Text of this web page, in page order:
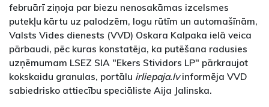
februārī ziņoja par biezu nenosakāmas izcelsmes
putekļu kārtu uz palodzēm, logu rūtīm un automašīnām,
Valsts Vides dienests (VVD) Oskara Kalpaka ielā veica
pārbaudi, pēc kuras konstatēja, ka putēšana radusies
uzņēmumam LSEZ SIA "Ekers Stividors LP" pārkraujot
kokskaidu granulas, portālu irliepaja.lvinformēja VVD
sabiedrisko attiecību speciāliste Aija Jalinska.